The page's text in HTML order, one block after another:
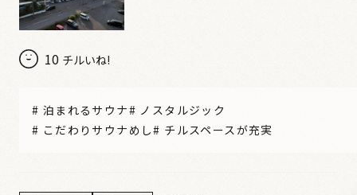
10 チルいね!
# 泊まれるサウナ# ノスタルジック
# こだわりサウナめし# チルスペースが充実